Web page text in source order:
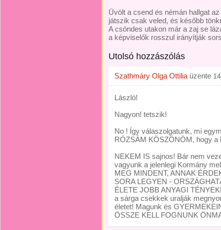
Üvölt a csend és némán hallgat az
játszik csak veled, és később
A csöndes utakon már a zaj se
a képviselők rosszul irányítják
Utolsó hozzászólás
Szathmáry Olga Ottilia üzente
László!
Nagyon! tetszik!
No ! Így válaszolgatunk, mi
RÓZSÁM KÖSZÖNÖM, hogy
NEKEM IS sajnos! Bár nem
vagyunk a jelenlegi Kormány
MEG MINDENT, ANNAK
SORA LEGYEN -
ÉLETE JOBB ANYAGI
a sárga csekkek uralják
életet! Magunk és
ÖSSZE KELL FOGNUNK